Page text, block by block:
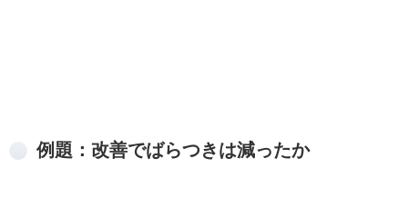
例題：改善でばらつきは減ったか